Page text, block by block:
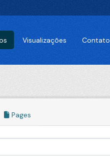
Visualizações Contato
Pages